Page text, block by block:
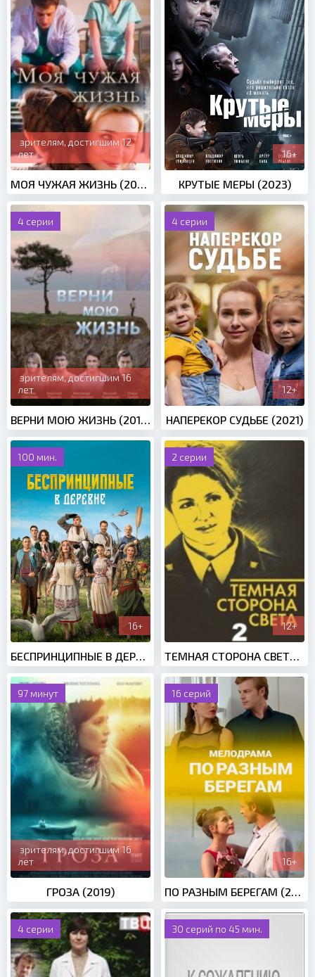
зрителям, достигшим 12
лет
16+
КРУТЫЕ МЕРЫ (2023)
4 серии
зрителям, достигшим 16
лет
ВЕРНИ МОЮ ЖИЗНЬ (2019)
4 серии
12+
НАПЕРЕКОР СУДЬБЕ (2021)
100 мин.
16+
БЕСПРИНЦИПНЫЕ В ДЕРЕВНЕ (2023)
2 серии
12+
ТЕМНАЯ СТОРОНА СВЕТА 2 (2020)
97 минут
зрителям, достигшим 16
лет
ГРОЗА (2019)
16 серий
16+
ПО РАЗНЫМ БЕРЕГАМ (2019)
4 серии 30 серий по 45 мин.